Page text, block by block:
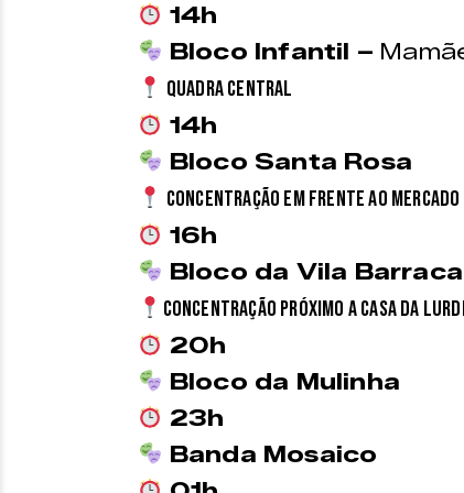
14h
Bloco Infantil –
Quadra Central
14h
Bloco Santa Rosa
Concentração em frente ao mercado
16h
Bloco da Vila Barraca
Concentração próximo a casa da
20h
Bloco da Mulinha
23h
Banda Mosaico